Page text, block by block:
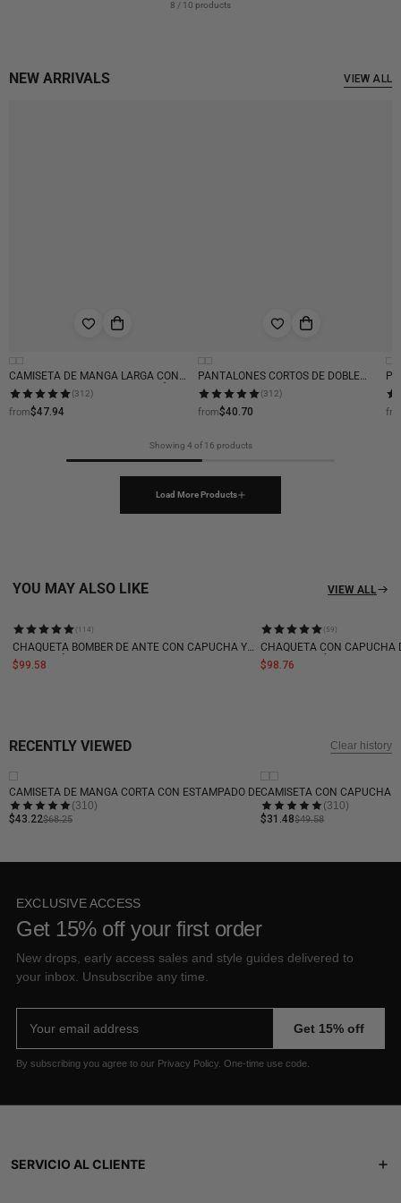
8 / 10 products
NEW ARRIVALS VIEW ALL
CAMISETA DE MANGA LARGA CON
EFECTO DESGASTADO, IMITACIÓN DE
DOS PIEZAS.
(312)
from$47.94
PANTALONES CORTOS DE DOBLE
CINTURA CON BORDADO DE LOGO
(312)
from$40.70
Showing 4 of 16 products
Load More Products
YOU MAY ALSO LIKE VIEW ALL
(114)
CHAQUETA BOMBER DE ANTE CON CAPUCHA Y
CLIP METÁLICO ESTILO STREETWEAR - 2597
$99.58
(59)
CHAQUETA CON CAPUCHA
Y PELO SINTÉTICO - 2265
$98.76
RECENTLY VIEWED Clear history
CAMISETA DE MANGA CORTA CON ESTAMPADO DE CAMUFLAJE DESGASTADO
(310)
$43.22$68.25
CAMISETA CON CAPUCHA
(310)
$31.48$49.58
EXCLUSIVE ACCESS
Get 15% off your first order
New drops, early access sales and style guides delivered to
your inbox. Unsubscribe any time.
Get 15% off
By subscribing you agree to our Privacy Policy. One-time use code.
SERVICIO AL CLIENTE